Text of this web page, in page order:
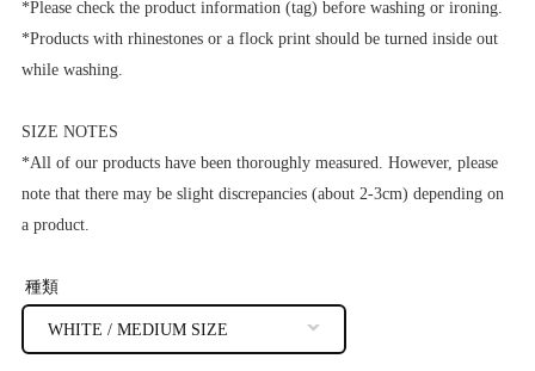
*Please check the product information (tag) before washing or ironing.
*Products with rhinestones or a flock print should be turned inside out
while washing.
SIZE NOTES
*All of our products have been thoroughly measured. However, please
note that there may be slight discrepancies (about 2-3cm) depending on
a product.
種類